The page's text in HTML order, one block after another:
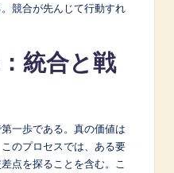
競合が先んじて行動すれ
統合と戦
一歩である。真の価値は
のプロセスでは、ある要
点を探ることを含む。こ